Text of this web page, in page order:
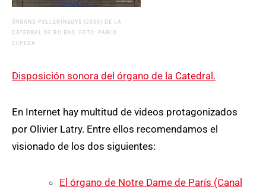
ÓRGANO PELLERIN&UYS (2000) DE LA
CATEDRAL DE BILBAO. FOTO: PABLO
CEPEDA
Disposición sonora del órgano de la Catedral.
En Internet hay multitud de videos protagonizados
por Olivier Latry. Entre ellos recomendamos el
visionado de los dos siguientes:
El órgano de Notre Dame de París (Canal